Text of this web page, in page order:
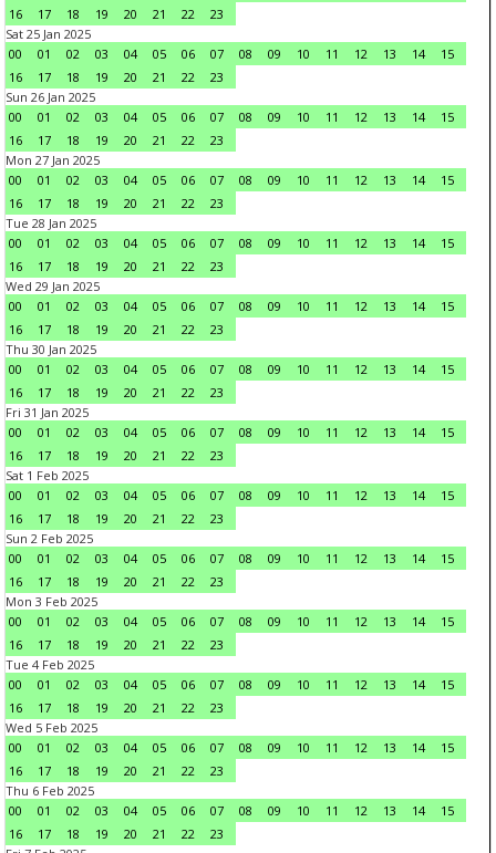
16
17 18 19 20 21 22
23
Sat 25 Jan 2025
00
01 02 03 04 05 06 07 08 09 10 11 12 13 14
15
16
17 18 19 20 21 22
23
Sun 26 Jan 2025
00
01 02 03 04 05 06 07 08 09 10 11 12 13 14
15
16
17 18 19 20 21 22
23
Mon 27 Jan 2025
00
01 02 03 04 05 06 07 08 09 10 11 12 13 14
15
16
17 18 19 20 21 22
23
Tue 28 Jan 2025
00
01 02 03 04 05 06 07 08 09 10 11 12 13 14
15
16
17 18 19 20 21 22
23
Wed 29 Jan 2025
00
01 02 03 04 05 06 07 08 09 10 11 12 13 14
15
16
17 18 19 20 21 22
23
Thu 30 Jan 2025
00
01 02 03 04 05 06 07 08 09 10 11 12 13 14
15
16
17 18 19 20 21 22
23
Fri 31 Jan 2025
00
01 02 03 04 05 06 07 08 09 10 11 12 13 14
15
16
17 18 19 20 21 22
23
Sat 1 Feb 2025
00
01 02 03 04 05 06 07 08 09 10 11 12 13 14
15
16
17 18 19 20 21 22
23
Sun 2 Feb 2025
00
01 02 03 04 05 06 07 08 09 10 11 12 13 14
15
16
17 18 19 20 21 22
23
Mon 3 Feb 2025
00
01 02 03 04 05 06 07 08 09 10 11 12 13 14
15
16
17 18 19 20 21 22
23
Tue 4 Feb 2025
00
01 02 03 04 05 06 07 08 09 10 11 12 13 14
15
16
17 18 19 20 21 22
23
Wed 5 Feb 2025
00
01 02 03 04 05 06 07 08 09 10 11 12 13 14
15
16
17 18 19 20 21 22
23
Thu 6 Feb 2025
00
01 02 03 04 05 06 07 08 09 10 11 12 13 14
15
16
17 18 19 20 21 22
23